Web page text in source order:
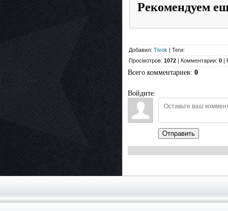
Рекомендуем
Добавил: Tivok | Теги:
Просмотров: 1072 | Комментарии: 0 |
Всего комментариев: 0
Войдите:
Отправить